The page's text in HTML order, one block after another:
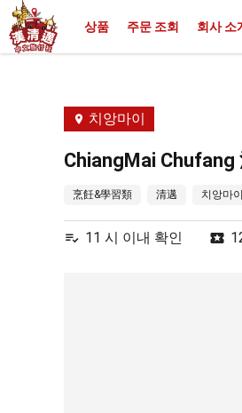
상품 주문 조회 회사 소
치앙마이
ChiangMai
烹飪&學習類 清邁 치앙마이
11 시 이내 확인